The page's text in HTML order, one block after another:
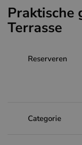
Praktische
Terrasse
Reserveren
Categorie